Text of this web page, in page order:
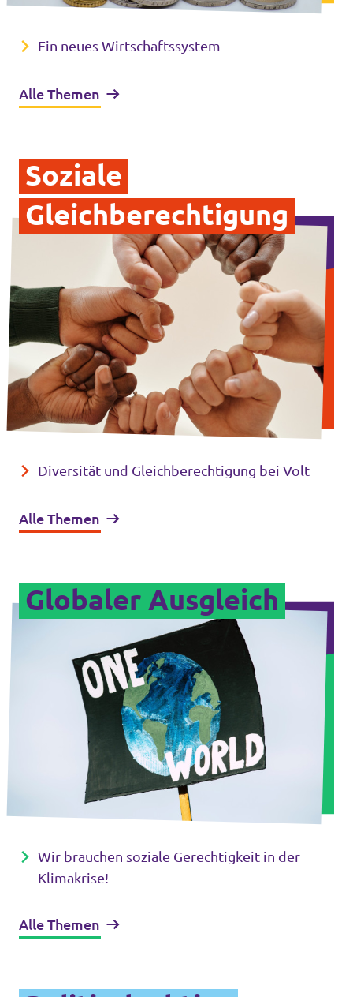
Ein neues Wirtschaftssystem
Alle Themen
Soziale
Gleichberechtigung
Diversität und Gleichberechtigung bei Volt
Alle Themen
Globaler Ausgleich
Wir brauchen soziale Gerechtigkeit in der
Klimakrise!
Alle Themen